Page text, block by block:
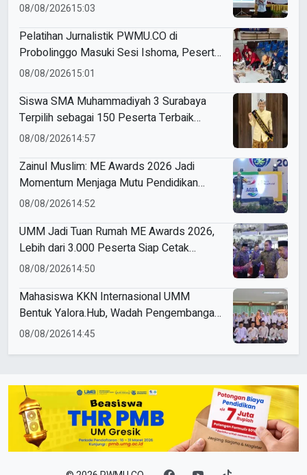
08/08/202615:03
Pelatihan Jurnalistik PWMU.CO di
Probolinggo Masuki Sesi Ishoma, Peserta
Antusias Ikuti Materi
08/08/202615:01
Siswa SMA Muhammadiyah 3 Surabaya
Terpilih sebagai 150 Peserta Terbaik
Forum Pelajar Indonesia
08/08/202614:57
Zainul Muslim: ME Awards 2026 Jadi
Momentum Menjaga Mutu Pendidikan
Muhammadiyah
08/08/202614:52
UMM Jadi Tuan Rumah ME Awards 2026,
Lebih dari 3.000 Peserta Siap Cetak
Pemimpin Masa Depan
08/08/202614:50
Mahasiswa KKN Internasional UMM
Bentuk Yalora.Hub, Wadah Pengembangan
Pemuda Yala Thailand
08/08/202614:45